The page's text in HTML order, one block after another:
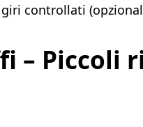
controllati
– Piccoli